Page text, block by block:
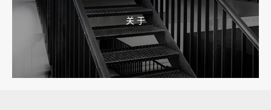
2026-08-02 17:58:44
工厂短视频拍摄后，怎样放进官网帮助客户判断实力
关 于